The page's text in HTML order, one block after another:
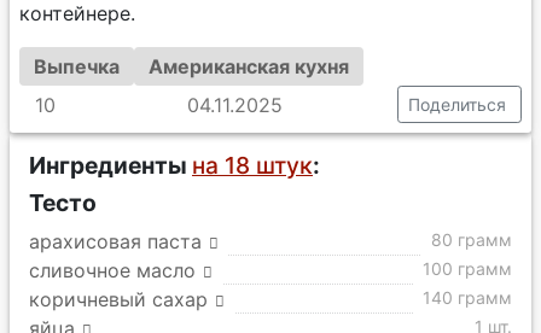
контейнере.
Выпечка
Американская кухня
10
04.11.2025 Поделиться
Ингредиенты на 18 штук:
Тесто
арахисовая паста 80 грамм
сливочное масло 100 грамм
коричневый сахар 140 грамм
яйца 1 шт.